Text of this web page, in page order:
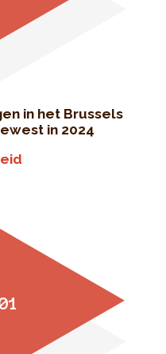
in het Brussels
in 2024